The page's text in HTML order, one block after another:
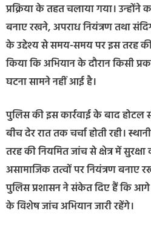
प्रक्रिया के तहत चलाया गया। उन्होंने
बनाए रखने, अपराध नियंत्रण तथा
के उद्देश्य से समय-समय पर इस तरह की
किया कि अभियान के दौरान किसी
घटना सामने नहीं आई है।
पुलिस की इस कार्रवाई के बाद
बीच देर रात तक चर्चा होती रही।
तरह की नियमित जांच से क्षेत्र में
असामाजिक तत्वों पर नियंत्रण बनाए
पुलिस प्रशासन ने संकेत दिए हैं कि
के विशेष जांच अभियान जारी रहेंगे।